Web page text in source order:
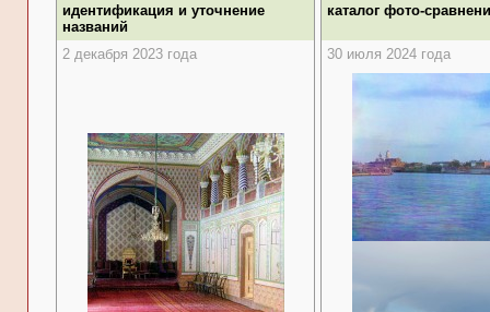
идентификация и уточнение
названий
каталог фото-
2 декабря 2023 года 30 июля 2024 года